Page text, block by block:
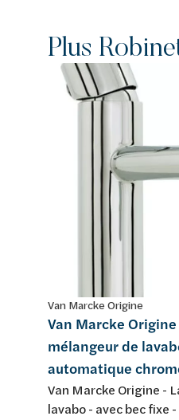
Plus
Van Marcke Origine
Van Marcke Origine
mélangeur de
automatique
Van Marcke Origine -
lavabo - avec bec fixe